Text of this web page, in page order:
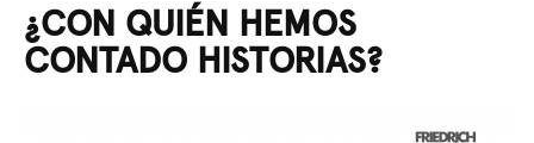
¿CON QUIÉN HEMOS
CONTADO HISTORIAS?